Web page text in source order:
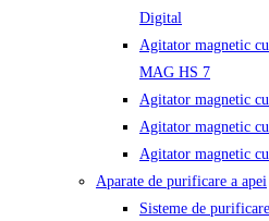
Digital
Agitator magnetic
MAG HS 7
Agitator magnetic
Agitator magnetic
Agitator magnetic
Aparate de purificare a apei
Sisteme de